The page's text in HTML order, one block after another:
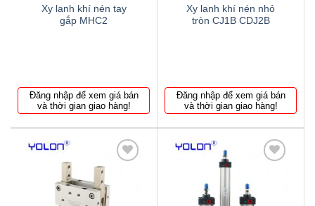
Xy lanh khí nén tay
gắp MHC2
Đăng nhập để xem giá bán
và thời gian giao hàng!
Xy lanh khí nén nhỏ
tròn CJ1B CDJ2B
Đăng nhập để xem giá bán
và thời gian giao hàng!
wishlist
wishlist